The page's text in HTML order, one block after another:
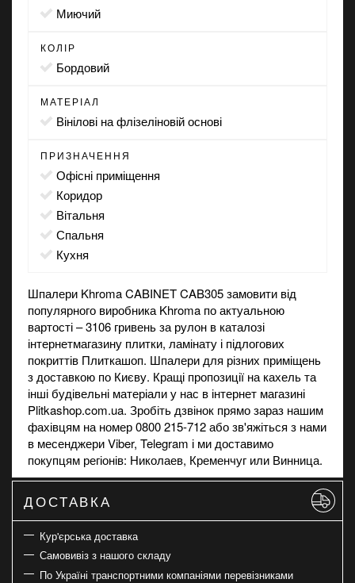
миючий
КОЛІР
бордовий
МАТЕРІАЛ
вінілові на флізеліновій основі
ПРИЗНАЧЕННЯ
офісні приміщення
коридор
вітальня
спальня
кухня
Шпалери Khroma CABINET CAB305 замовити від
популярного виробника Khroma по актуальною
вартості – 3106 гривень за рулон в каталозі
інтернетмагазину плитки, ламінату і підлогових
покриттів Плиткашоп. Шпалери для різних приміщень
з доставкою по Києву. Кращі пропозиції на кахельта
інші будівельні матеріали у нас в інтернет магазині
Plitkashop.com.ua. Зробіть дзвінок прямо зараз нашим
фахівцям на номер 0800 215-712 або зв'яжіться з нами
в месенджери Viber, Telegram і ми доставимо
покупцям регіонів: Николаев, Кременчуг или Винница.
ДОСТАВКА
Кур'єрська доставка
Самовивіз з нашого складу
По Україні транспортними компаніями перевізниками